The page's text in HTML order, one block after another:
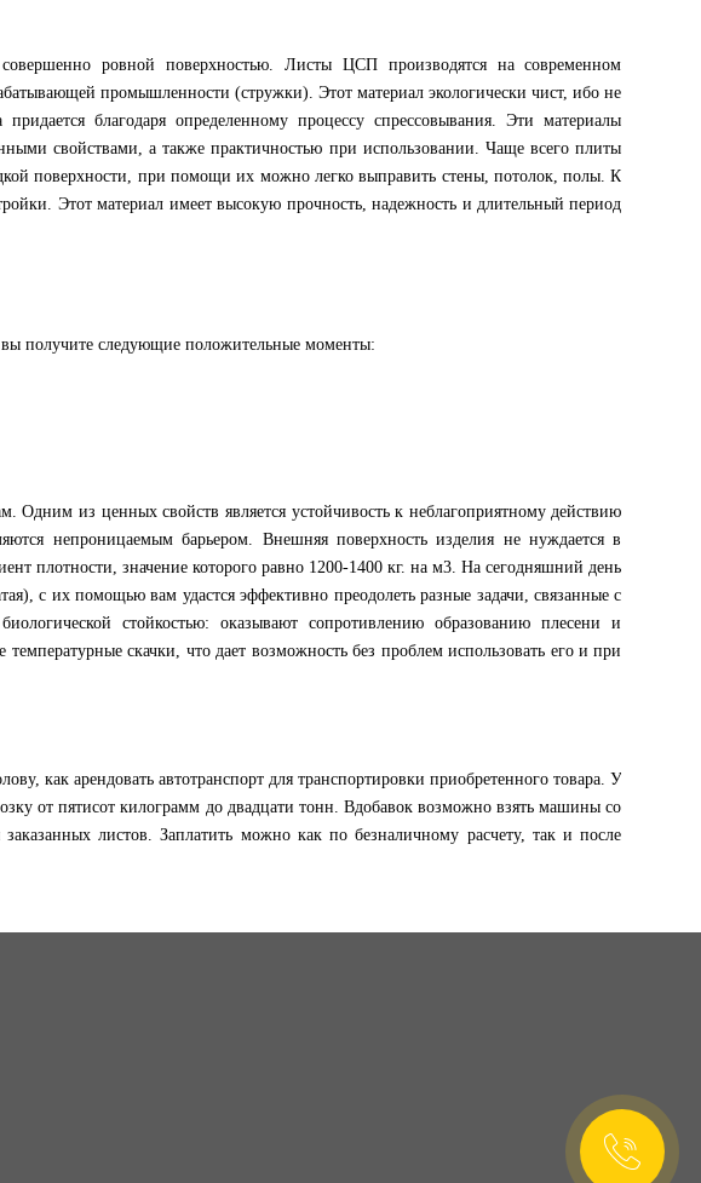
ровной поверхностью. Листы ЦСП производятся на современном
промышленности (стружки). Этот материал экологически чист, ибо не
благодаря определенному процессу спрессовывания. Эти материалы
свойствами, а также практичностью при использовании. Чаще всего плиты
поверхности, при помощи их можно легко выправить стены, потолок, полы. К
Этот материал имеет высокую прочность, надежность и длительный период
вы получите следующие положительные моменты:
из ценных свойств является устойчивость к неблагоприятному действию
непроницаемым барьером. Внешняя поверхность изделия не нуждается в
плотности, значение которого равно 1200-1400 кг. на м3. На сегодняшний день
с их помощью вам удастся эффективно преодолеть разные задачи, связанные с
стойкостью: оказывают сопротивлению образованию плесени и
скачки, что дает возможность без проблем использовать его и при
как арендовать автотранспорт для транспортировки приобретенного товара. У
от пятисот килограмм до двадцати тонн. Вдобавок возможно взять машины со
листов. Заплатить можно как по безналичному расчету, так и после